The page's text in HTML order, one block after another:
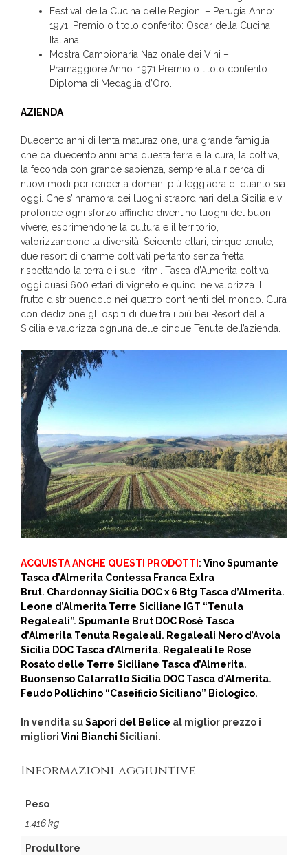
Festival della Cucina delle Regioni – Perugia Anno:
1971. Premio o titolo conferito: Oscar della Cucina
Italiana.
Mostra Campionaria Nazionale dei Vini –
Pramaggiore Anno: 1971 Premio o titolo conferito:
Diploma di Medaglia d’Oro.
AZIENDA
Duecento anni di lenta maturazione, una grande famiglia
che da duecento anni ama questa terra e la cura, la coltiva,
la feconda con grande sapienza, sempre alla ricerca di
nuovi modi per renderla domani più leggiadra di quanto sia
oggi. Che s’innamora dei luoghi straordinari della Sicilia e vi
profonde ogni sforzo affinché diventino luoghi del buon
vivere, esprimendone la cultura e il territorio,
valorizzandone la diversità. Seicento ettari, cinque tenute,
due resort di charme coltivati pertanto senza fretta,
rispettando la terra e i suoi ritmi. Tasca d’Almerita coltiva
oggi quasi 600 ettari di vigneto e quindi ne valorizza il
frutto distribuendolo nei quattro continenti del mondo. Cura
con dedizione gli ospiti di due tra i più bei Resort della
Sicilia e valorizza ognuna delle cinque Tenute dell’azienda.
ACQUISTA ANCHE QUESTI PRODOTTI : Vino Spumante
Tasca d’Almerita Contessa Franca Extra
Brut. Chardonnay Sicilia DOC x 6 Btg Tasca d’Almerita.
Leone d’Almerita Terre Siciliane IGT “Tenuta
Regaleali”. Spumante Brut DOC Rosè Tasca
d’Almerita Tenuta Regaleali. Regaleali Nero d’Avola
Sicilia DOC Tasca d’Almerita. Regaleali le Rose
Rosato delle Terre Siciliane Tasca d’Almerita.
Buonsenso Catarratto Sicilia DOC Tasca d’Almerita.
Feudo Pollichino “Caseificio Siciliano” Biologico.
In vendita suSapori del Belice al miglior prezzo i
migliori Vini Bianchi Siciliani.
Informazioni aggiuntive
Peso
1,416 kg
Produttore